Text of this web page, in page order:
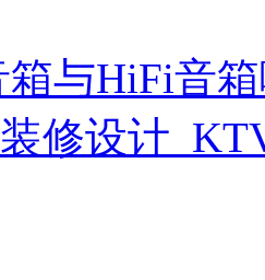
箱与HiFi音
修设计